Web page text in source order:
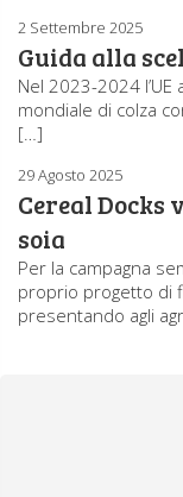
2 Settembre 2025
Guida alla
Nel 2023-2024
mondiale di colza
[…]
29 Agosto 2025
Cereal Docks
soia
Per la campagna
proprio progetto di
presentando agli